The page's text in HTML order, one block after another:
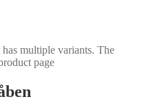
multiple variants. The
page